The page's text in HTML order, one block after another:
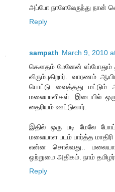
அப்போ நாளேலேருந்து நான்
Reply
sampath March 9, 2010
கௌதம் மேனேன் எப்போதும்
விரும்புகிறார். வாரணம்
பொட்டு வைத்தது மட்டும்
மலையாளிகள். இடையில்
தைரியம் ஊட்டுவார்.
இதில் ஒரு படி மேலே
மலையாள படம் பார்த்த மாதிரி
என்ன சொல்வது..
ஒற்றுமை அதிகம். நாம்
Reply